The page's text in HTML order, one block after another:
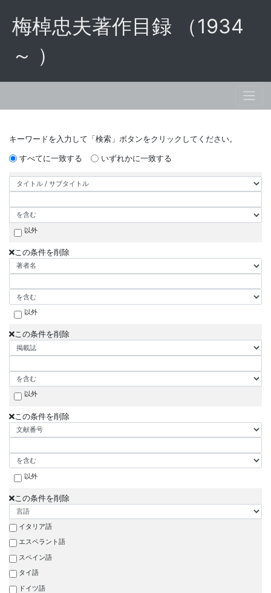
梅棹忠夫著作目録 （1934
～ ）
キーワードを入力して「検索」ボタンをクリックしてください。
すべてに一致する
いずれかに一致する
以外
この条件を削除
以外
この条件を削除
以外
この条件を削除
以外
この条件を削除
イタリア語
エスペラント語
スペイン語
タイ語
ドイツ語